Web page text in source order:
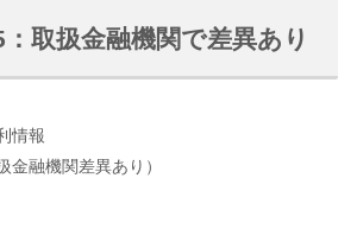
取扱金融機関で差異あり
情報
金融機関差異あり）